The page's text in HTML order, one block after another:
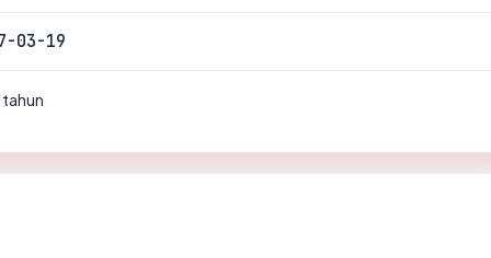
03-19